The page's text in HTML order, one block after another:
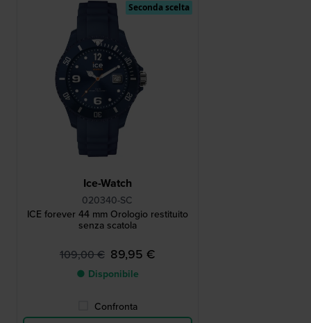
Ice-Watch
020340-SC
ICE forever 44 mm Orologio restituito
senza scatola
109,00 € 89,95 €
● Disponibile
Confronta
Seconda scelta